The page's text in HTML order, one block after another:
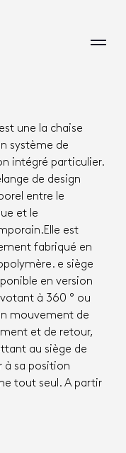
est une la chaise
système de
intégré particulier.
de design
entre le
et le
est
fabriqué en
e siège
en version
à 360 ° ou
mouvement de
et de retour,
au siège de
à sa position
tout seul. A partir